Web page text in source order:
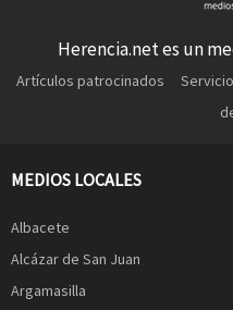
Herencia.net es un
Artículos patrocinados
MEDIOS LOCALES
Albacete
Alcázar de San Juan
Argamasilla